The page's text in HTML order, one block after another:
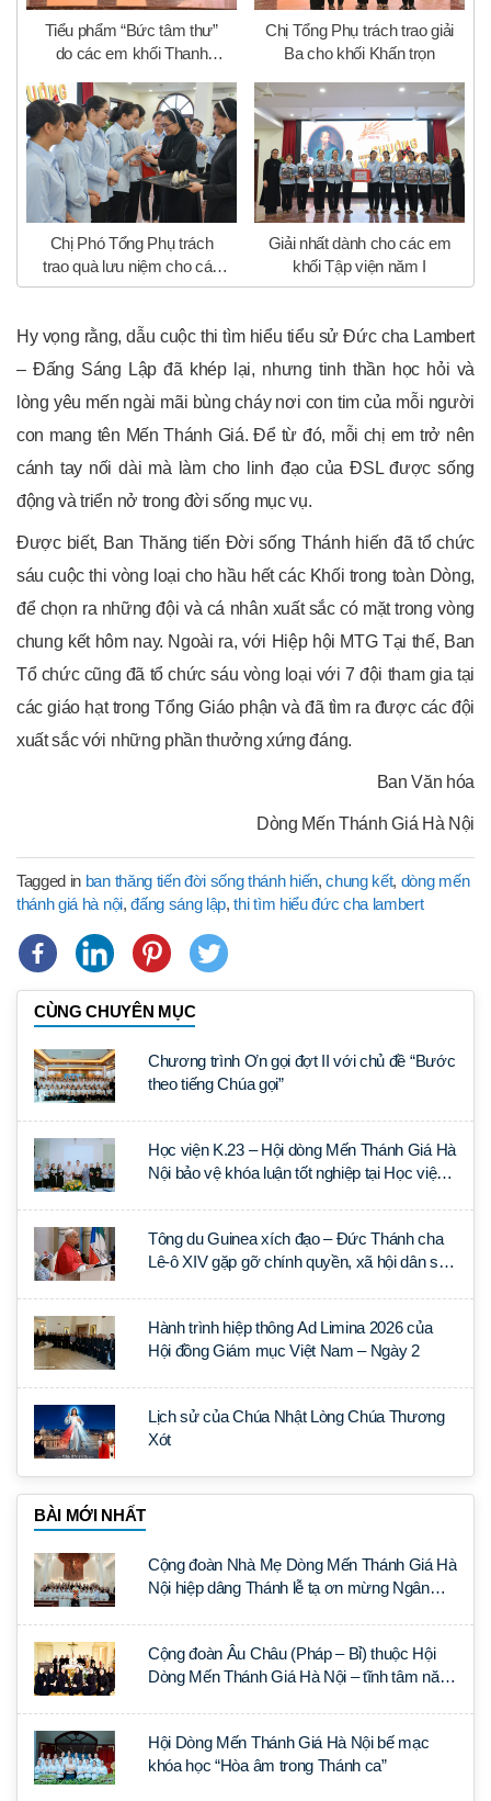
Tiểu phẩm “Bức tâm thư”
do các em khối Thanh
Chị Tổng Phụ trách trao giải
Ba cho khối Khấn trọn
Chị Phó Tổng Phụ trách
trao quà lưu niệm cho các
đội thi
Giải nhất dành cho các em
khối Tập viện năm I
Hy vọng rằng, dẫu cuộc thi tìm hiểu tiểu sử Đức cha Lambert
– Đấng Sáng Lập đã khép lại, nhưng tinh thần học hỏi và
lòng yêu mến ngài mãi bùng cháy nơi con tim của mỗi người
con mang tên Mến Thánh Giá. Để từ đó, mỗi chị em trở nên
cánh tay nối dài mà làm cho linh đạo của ĐSL được sống
động và triển nở trong đời sống mục vụ.
Được biết, Ban Thăng tiến Đời sống Thánh hiến đã tổ chức
sáu cuộc thi vòng loại cho hầu hết các Khối trong toàn Dòng,
để chọn ra những đội và cá nhân xuất sắc có mặt trong vòng
chung kết hôm nay. Ngoài ra, với Hiệp hội MTG Tại thế, Ban
Tổ chức cũng đã tổ chức sáu vòng loại với 7 đội tham gia tại
các giáo hạt trong Tổng Giáo phận và đã tìm ra được các đội
xuất sắc với những phần thưởng xứng đáng.
Ban Văn hóa
Dòng Mến Thánh Giá Hà Nội
Tagged in ban thăng tiến đời sống thánh hiến,chung kết, dòng mến
thánh giá hà nội,đấng sáng lập,thi tìm hiểu đức cha lambert
CÙNG CHUYÊN MỤC
Chương trình Ơn gọi đợt II với chủ đề “Bước
theo tiếng Chúa gọi”
Học viện K.23 – Hội dòng Mến Thánh Giá Hà
Nội bảo vệ khóa luận tốt nghiệp tại Học viện
Tông du Guinea xích đạo – Đức Thánh cha
Lê-ô XIV gặp gỡ chính quyền, xã hội dân sự
Hành trình hiệp thông Ad Limina 2026 của
Hội đồng Giám mục Việt Nam – Ngày 2
Lịch sử của Chúa Nhật Lòng Chúa Thương
Xót
BÀI MỚI NHẤT
Cộng đoàn Nhà Mẹ Dòng Mến Thánh Giá Hà
Nội hiệp dâng Thánh lễ tạ ơn mừng Ngân
Cộng đoàn Âu Châu (Pháp – Bỉ) thuộc Hội
Dòng Mến Thánh Giá Hà Nội – tĩnh tâm năm
Hội Dòng Mến Thánh Giá Hà Nội bế mạc
khóa học “Hòa âm trong Thánh ca”